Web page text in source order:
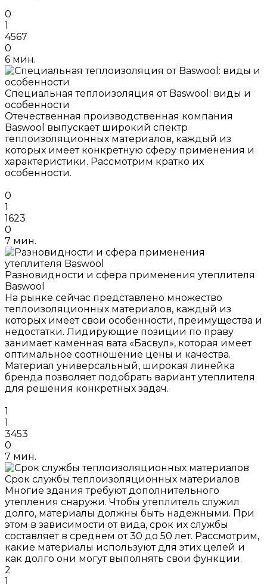
0
1
4567
0
6 мин.
Специальная теплоизоляция от Baswool: виды и
особенности
Отечественная производственная компания
Baswool выпускает широкий спектр
теплоизоляционных материалов, каждый из
которых имеет конкретную сферу применения и
характеристики. Рассмотрим кратко их
особенности.
0
1
1623
0
7 мин.
Разновидности и сфера применения утеплителя
Baswool
На рынке сейчас представлено множество
теплоизоляционных материалов, каждый из
которых имеет свои особенности, преимущества и
недостатки. Лидирующие позиции по праву
занимает каменная вата «Басвул», которая имеет
оптимальное соотношение цены и качества.
Материал универсальный, широкая линейка
бренда позволяет подобрать вариант утеплителя
для решения конкретных задач.
1
1
3453
0
7 мин.
Срок службы теплоизоляционных материалов
Многие здания требуют дополнительного
утепления снаружи. Чтобы утеплитель служил
долго, материалы должны быть надежными. При
этом в зависимости от вида, срок их службы
составляет в среднем от 30 до 50 лет. Рассмотрим,
какие материалы используют для этих целей и
как долго они могут выполнять свои функции.
2
1